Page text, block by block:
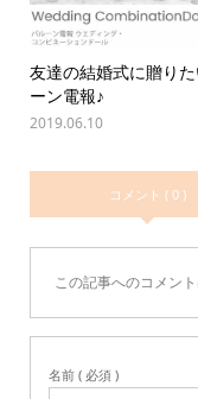
友達の結婚式に贈り
ーン電報♪
2019.06.10
コメント ( 0 )
この記事へのコメント
名前 ( 必須 )